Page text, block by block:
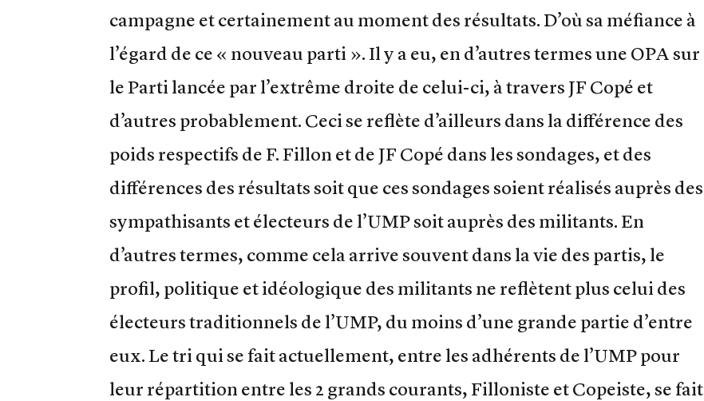
campagne et certainement au moment des résultats. D’où sa méfiance à
l’égard de ce « nouveau parti ». Il y a eu, en d’autres termes une OPA sur
le Parti lancée par l’extrême droite de celui-ci, à travers JF Copé et
d’autres probablement. Ceci se reflète d’ailleurs dans la différence des
poids respectifs de F. Fillon et de JF Copé dans les sondages, et des
différences des résultats soit que ces sondages soient réalisés auprès des
sympathisants et électeurs de l’UMP soit auprès des militants. En
d’autres termes, comme cela arrive souvent dans la vie des partis, le
profil, politique et idéologique des militants ne reflètent plus celui des
électeurs traditionnels de l’UMP, du moins d’une grande partie d’entre
eux. Le tri qui se fait actuellement, entre les adhérents de l’UMP pour
leur répartition entre les 2 grands courants, Filloniste et Copeiste, se fait